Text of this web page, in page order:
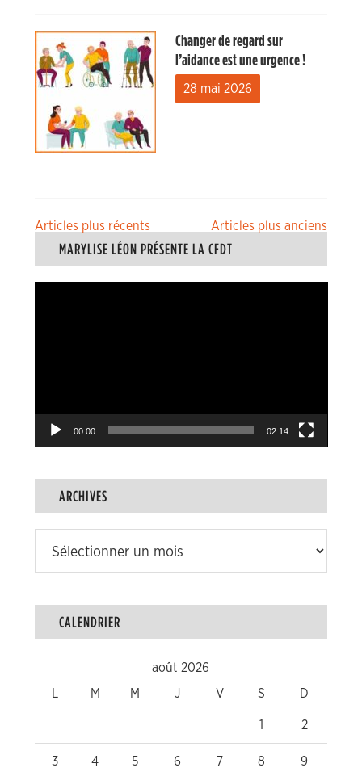
Changer de regard sur
l’aidance est une urgence !
28 mai 2026
Navigation
des
articles
Articles plus anciens
Articles plus récents
MARYLISE LÉON PRÉSENTE LA CFDT
00:00 02:14
ARCHIVES
CALENDRIER
août 2026
M M J V S D
1 2
3 4 5 6 7 8 9